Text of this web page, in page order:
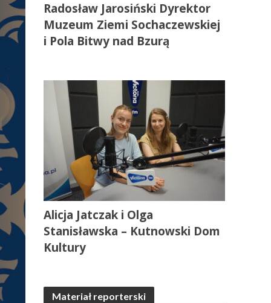
Radosław Jarosiński Dyrektor
Muzeum Ziemi Sochaczewskiej
i Pola Bitwy nad Bzurą
Alicja Jatczak i Olga
Stanisławska – Kutnowski Dom
Kultury
Materiał reporterski